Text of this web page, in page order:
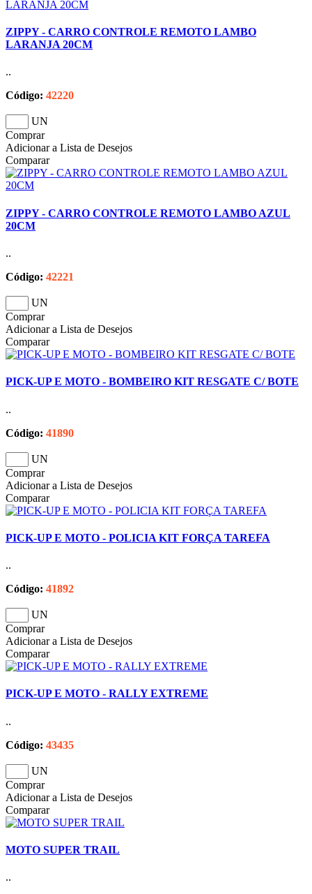
ZIPPY - CARRO CONTROLE REMOTO LAMBO
LARANJA 20CM
..
Código: 42220
UN
Comprar
Adicionar a Lista de Desejos
Comparar
ZIPPY - CARRO CONTROLE REMOTO LAMBO AZUL
20CM
..
Código: 42221
UN
Comprar
Adicionar a Lista de Desejos
Comparar
PICK-UP E MOTO - BOMBEIRO KIT RESGATE C/ BOTE
..
Código: 41890
UN
Comprar
Adicionar a Lista de Desejos
Comparar
PICK-UP E MOTO - POLICIA KIT FORÇA TAREFA
..
Código: 41892
UN
Comprar
Adicionar a Lista de Desejos
Comparar
PICK-UP E MOTO - RALLY EXTREME
..
Código: 43435
UN
Comprar
Adicionar a Lista de Desejos
Comparar
MOTO SUPER TRAIL
..